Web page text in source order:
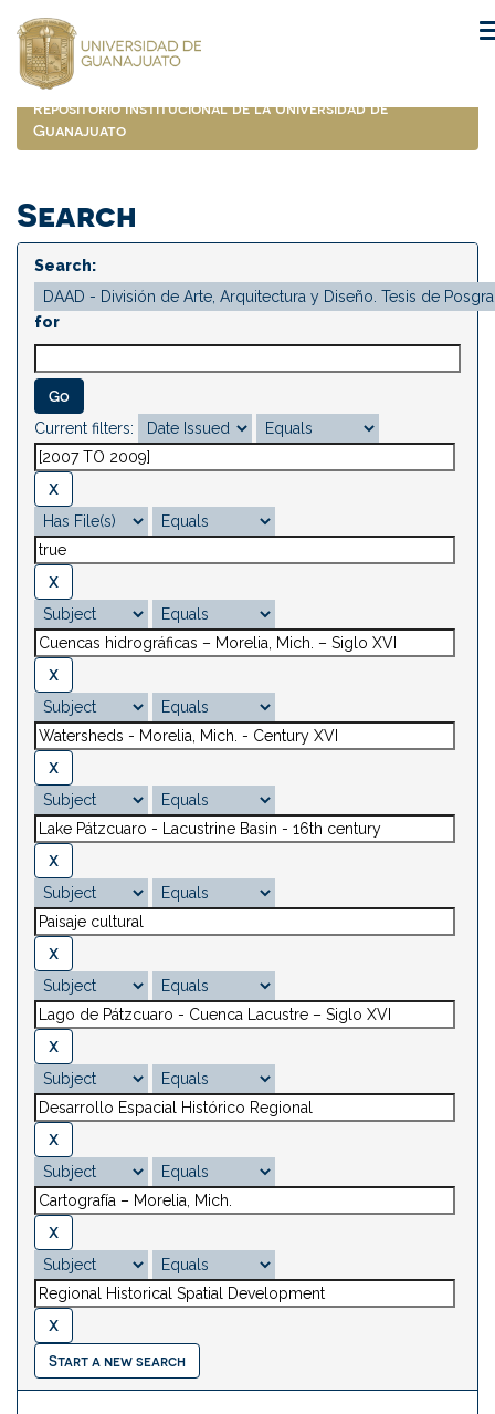
navigation
Repositorio Institucional de la Universidad de
Guanajuato
Search
Search:
for
Current filters:
Start a new search